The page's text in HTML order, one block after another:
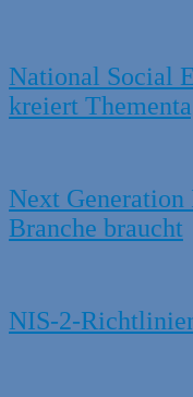
National Social
kreiert
Next Generation
Branche braucht
NIS-2-